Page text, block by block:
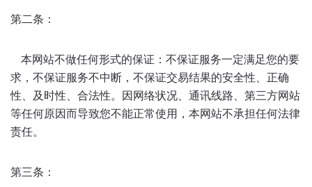
第二条：
本网站不做任何形式的保证：不保证服务一定满足您的要
求，不保证服务不中断，不保证交易结果的安全性、正确
性、及时性、合法性。因网络状况、通讯线路、第三方网站
等任何原因而导致您不能正常使用，本网站不承担任何法律
责任。
第三条：